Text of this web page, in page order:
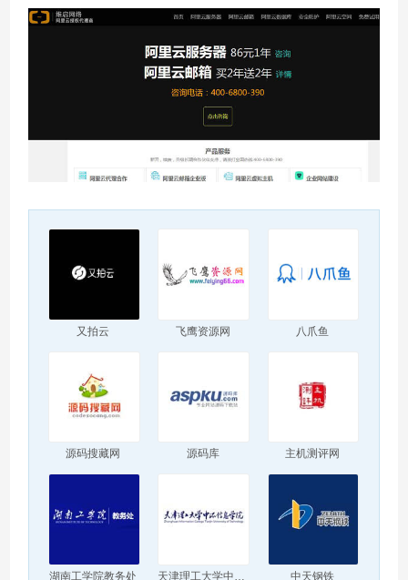
又拍云 飞鹰资源网 八爪鱼
源码搜藏网 源码库 主机测评网
湖南工学院教务处 中天钢铁